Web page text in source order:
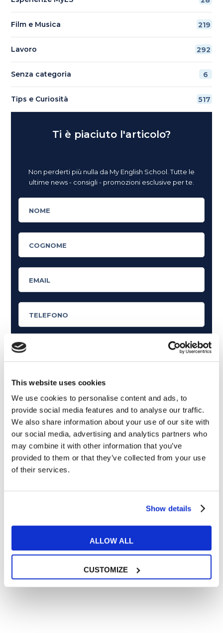
This website uses cookies
We use cookies to personalise content and ads, to
provide social media features and to analyse our traffic.
We also share information about your use of our site with
our social media, advertising and analytics partners who
may combine it with other information that you’ve
provided to them or that they’ve collected from your use
of their services.
Show details
ALLOW ALL
CUSTOMIZE
Film e Musica 219
Lavoro 292
Senza categoria 6
Tips e Curiosità 517
Ti è piaciuto l'articolo?
Non perderti più nulla da My English School. Tutte le
ultime news - consigli - promozioni esclusive per te.
Articoli dedicati a inglese nel mondo del lavoro
Articoli con tips e new sulla lingua inglese
Articoli divertenti su film e musica
In quanto di età superiore ai 16 anni, dichiaro di acconsentire
al trattamento dei miei dati personali in conformità
all’informativa privacy
relative ai prodotti e servizi a marchio MyES
** le sedi contrassegnate con * offrono sempre solo corsi online
RICHIEDI INFORMAZIONI